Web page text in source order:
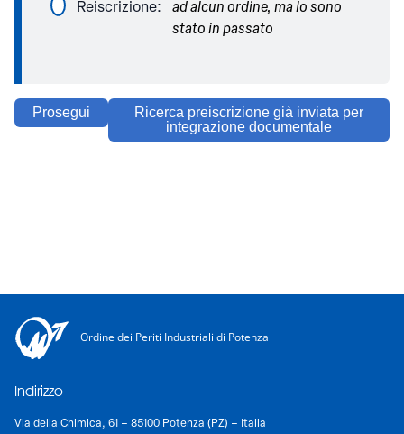
Reiscrizione:
ad alcun ordine, ma lo sono
stato in passato
Prosegui
Ricerca preiscrizione già inviata per
integrazione documentale
Ordine dei Periti Industriali di Potenza
Indirizzo
Via della Chimica, 61 – 85100 Potenza (PZ) – Italia